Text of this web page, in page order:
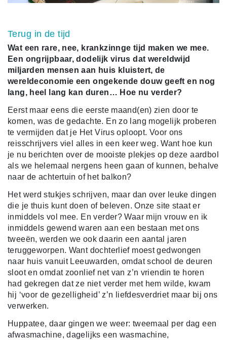
Terug in de tijd
Wat een rare, nee, krankzinnge tijd maken we mee.
Een ongrijpbaar, dodelijk virus dat wereldwijd
miljarden mensen aan huis kluistert, de
wereldeconomie een ongekende douw geeft en nog
lang, heel lang kan duren… Hoe nu verder?
Eerst maar eens die eerste maand(en) zien door te
komen, was de gedachte. En zo lang mogelijk proberen
te vermijden dat je Het Virus oploopt. Voor ons
reisschrijvers viel alles in een keer weg. Want hoe kun
je nu berichten over de mooiste plekjes op deze aardbol
als we helemaal nergens heen gaan of kunnen, behalve
naar de achtertuin of het balkon?
Het werd stukjes schrijven, maar dan over leuke dingen
die je thuis kunt doen of beleven. Onze site staat er
inmiddels vol mee. En verder? Waar mijn vrouw en ik
inmiddels gewend waren aan een bestaan met ons
tweeën, werden we ook daarin een aantal jaren
teruggeworpen. Want dochterlief moest gedwongen
naar huis vanuit Leeuwarden, omdat school de deuren
sloot en omdat zoonlief net van z’n vriendin te horen
had gekregen dat ze niet verder met hem wilde, kwam
hij ‘voor de gezelligheid’ z’n liefdesverdriet maar bij ons
verwerken.
Huppatee, daar gingen we weer: tweemaal per dag een
afwasmachine, dagelijks een wasmachine,